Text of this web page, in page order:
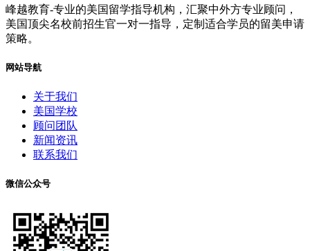
峰越教育-专业的美国留学指导机构，汇聚中外方专业顾问，
美国顶尖名校前招生官一对一指导，定制适合学员的留美申请
策略。
网站导航
关于我们
美国学校
顾问团队
新闻资讯
联系我们
微信公众号